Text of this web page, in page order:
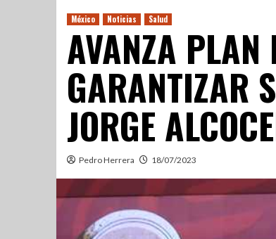
México Noticias Salud
AVANZA PLAN
GARANTIZAR
JORGE
Pedro Herrera 18/07/2023